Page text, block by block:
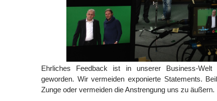
Ehrliches Feedback ist in unserer Business-
geworden. Wir vermeiden exponierte Statements.
Zunge oder vermeiden die Anstrengung uns zu äußern.